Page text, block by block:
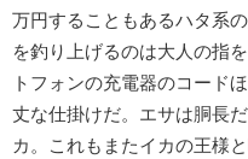
万円することもあるハタ系
を釣り上げるのは大人の指
トフォンの充電器のコード
丈な仕掛けだ。エサは胴長
カ。これもまたイカの王様